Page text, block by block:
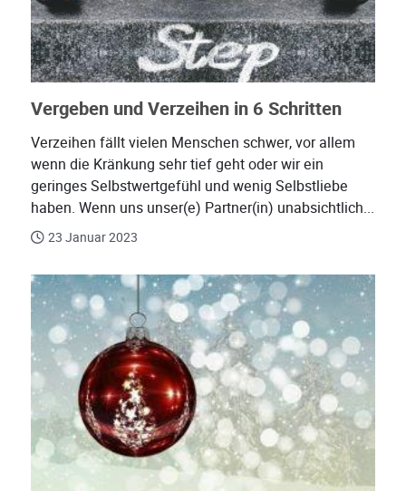
Vergeben und Verzeihen in 6 Schritten
Verzeihen fällt vielen Menschen schwer, vor allem
wenn die Kränkung sehr tief geht oder wir ein
geringes Selbstwertgefühl und wenig Selbstliebe
haben. Wenn uns unser(e) Partner(in) unabsichtlich...
23 Januar 2023